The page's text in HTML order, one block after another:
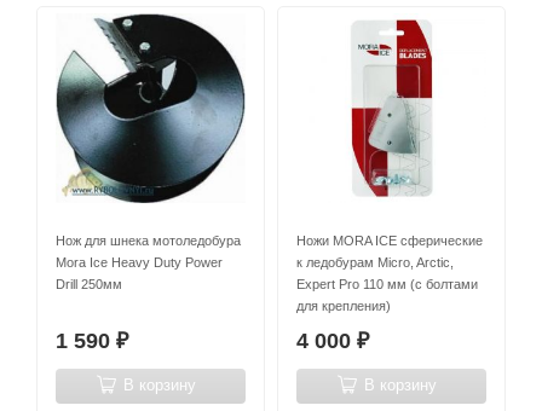
Нож для шнека мотоледобура
Mora Ice Heavy Duty Power
Drill 250мм
1 590 ₽
В корзину
Ножи MORA ICE сферические
к ледобурам Micro, Arctic,
Expert Pro 110 мм (с болтами
для крепления)
4 000 ₽
В корзину